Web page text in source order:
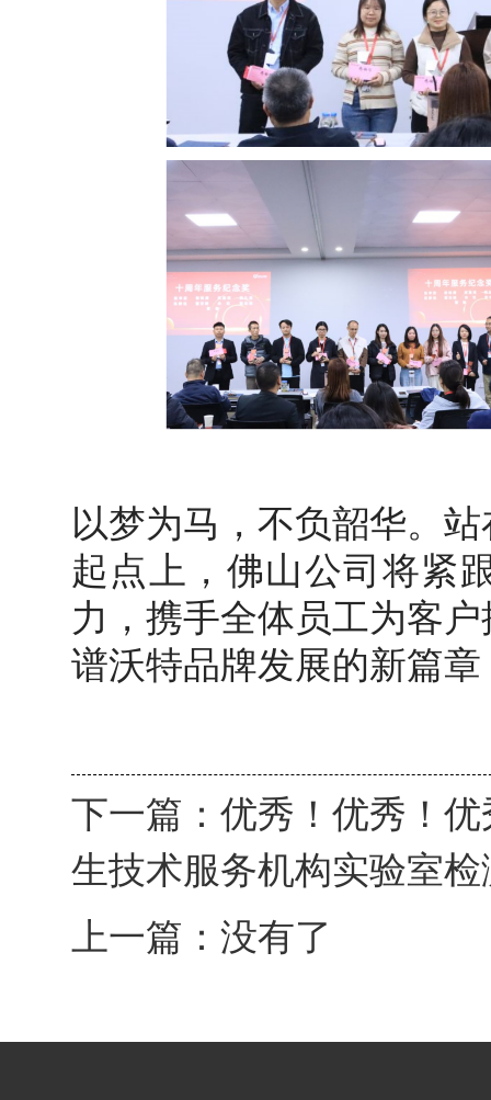
以梦为马，不负韶华。
起点上，佛山公司将紧
力，携手全体员工为客
谱沃特品牌发展的新篇章
下一篇： 优秀！优秀！
生技术服务机构实验室
上一篇：没有了